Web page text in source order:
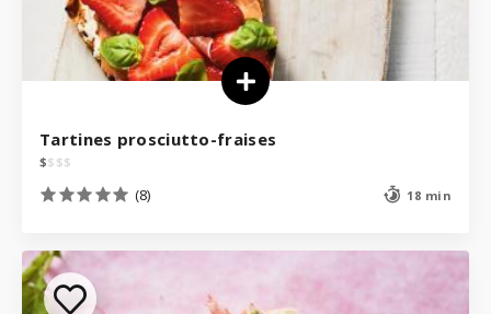
Tartines prosciutto-fraises
$$ $$
(8) 18 min